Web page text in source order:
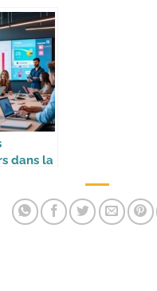
dans la